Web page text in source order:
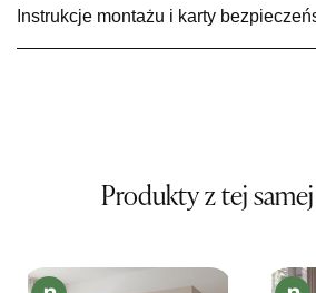
Pn-Pt: 10:00-18:00, Sb: 10:00-15:00
Salon meblowy
Nr tel.
Instrukcje montażu i karty
Produkty z tej